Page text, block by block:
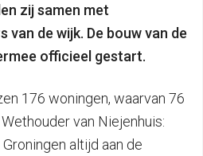
zij samen met
de wijk. De bouw van de
officieel gestart.
176 woningen, waarvan 76
van Niejenhuis:
altijd aan de